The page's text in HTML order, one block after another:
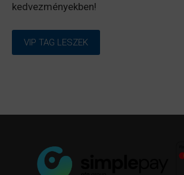
kedvezményekben!
VIP TAG LESZEK